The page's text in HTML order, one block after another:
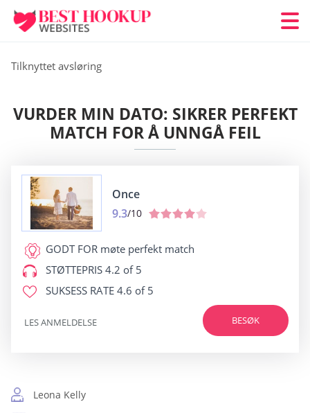
Tilknyttet avsløring
VURDER MIN DATO: SIKRER PERFEKT
MATCH FOR Å UNNGÅ FEIL
Once
9.3/10
GODT FOR møte perfekt match
STØTTEPRIS 4.2 of 5
SUKSESS RATE 4.6 of 5
BESØK
LES ANMELDELSE
Leona Kelly